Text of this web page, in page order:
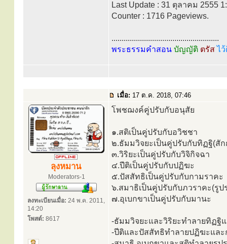
Last Update : 31 ตุลาคม 2555
Counter : 1716 Pageviews.
.....................................................
พระธรรมคำสอน บัญญัติ ตรัสไ
เมื่อ: 17 ต.ค. 2018, 07:46
ลุงหมาน
Moderators-1
ลงทะเบียนเมื่อ: 24 พ.ค. 2011,
14:20
โพสต์: 8617
โพชฌงค์คู่ปรับกับอนุสัย
๑.สติเป็นคู่ปรับกับอวิชชา
๒.ธัมมวิจยะเป็นคู่ปรับกับทิฏฐิ(สั
๓.วิริยะเป็นคู่ปรับกับวิจิกิจฉา
๔.ปีติเป็นคู่ปรับกับปฏิฆะ
๕.ปัสสัทธิเป็นคู่ปรับกับกามราคะ
๖.สมาธิเป็นคู่ปรับกับภวราคะ(รู
๗.อุเบกขาเป็นคู่ปรับกับมานะ
-ธัมมวิจยะและวิริยะทำลายทิฏฐิ
-ปีติและปัสสัทธิทำลายปฏิฆะแล